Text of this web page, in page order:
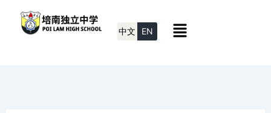
中文 EN Menu